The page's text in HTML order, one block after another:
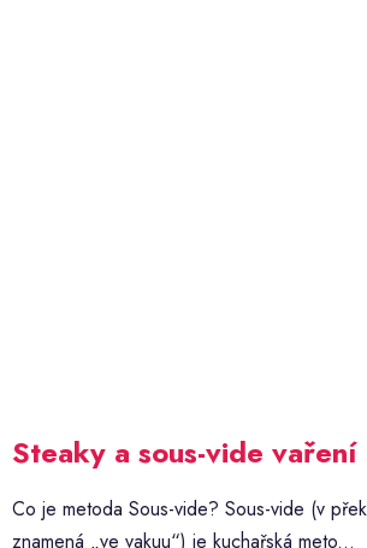
Steaky a sous-vide vaření
Co je metoda Sous-vide? Sous-vide (v
znamená „ve vakuu“) je kuchařská meto...